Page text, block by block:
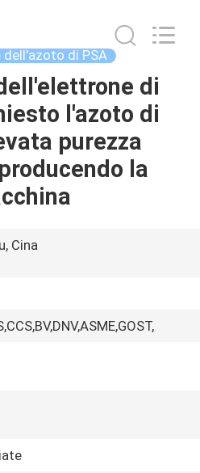
dell'azoto di PSA
di
l'azoto di
purezza
la
Cina